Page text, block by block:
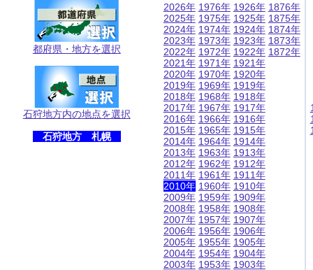
都府県・地方を選択
石狩地方内の地点を選択
石狩地方 札幌
2026年
2025年
2024年
2023年
2022年
2021年
2020年
2019年
2018年
2017年
2016年
2015年
2014年
2013年
2012年
2011年
2010年
2009年
2008年
2007年
2006年
2005年
2004年
2003年
1976年
1975年
1974年
1973年
1972年
1971年
1970年
1969年
1968年
1967年
1966年
1965年
1964年
1963年
1962年
1961年
1960年
1959年
1958年
1957年
1956年
1955年
1954年
1953年
1926年
1925年
1924年
1923年
1922年
1921年
1920年
1919年
1918年
1917年
1916年
1915年
1914年
1913年
1912年
1911年
1910年
1909年
1908年
1907年
1906年
1905年
1904年
1903年
1876年
1875年
1874年
1873年
1872年